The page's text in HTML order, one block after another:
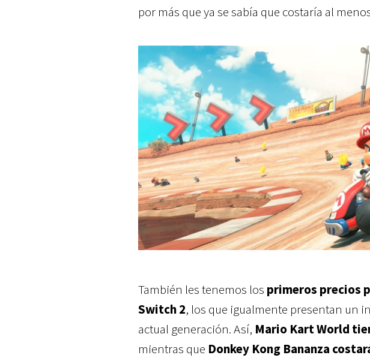
por más que ya se sabía que costaría al
También les tenemos los primeros precios
Switch 2, los que igualmente presentan un
actual generación. Así, Mario Kart World
mientras que Donkey Kong Bananza